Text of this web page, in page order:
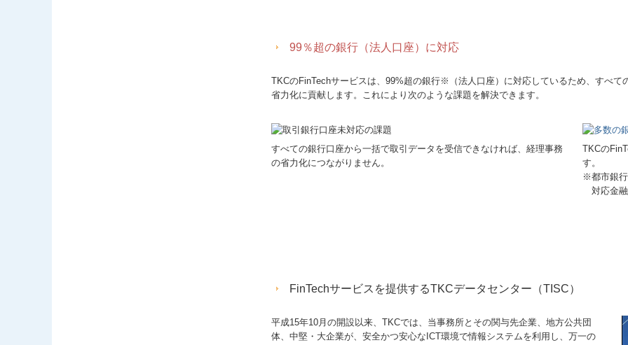
99％超の銀行（法人口座）に対応
TKCのFinTechサービスは、99%超の銀行※（法人口座）に対応しているため、すべ
省力化に貢献します。これにより次のような課題を解決できます。
すべての銀行口座から一括で取引データを受信できなければ、経理事務
の省力化につながりません。
TKCの
す。
※都市銀
対応金
FinTechサービスを提供するTKCデータセンター（TISC）
平成15年10月の開設以来、TKCでは、当事務所とその関与先企業、地方公共団
体、中堅・大企業が、安全かつ安心なICT環境で情報システムを利用し、万一の